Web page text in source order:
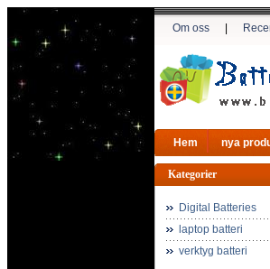
Om oss
Hem nya
Kategorier
Digital Batteries
laptop batteri
verktyg batteri